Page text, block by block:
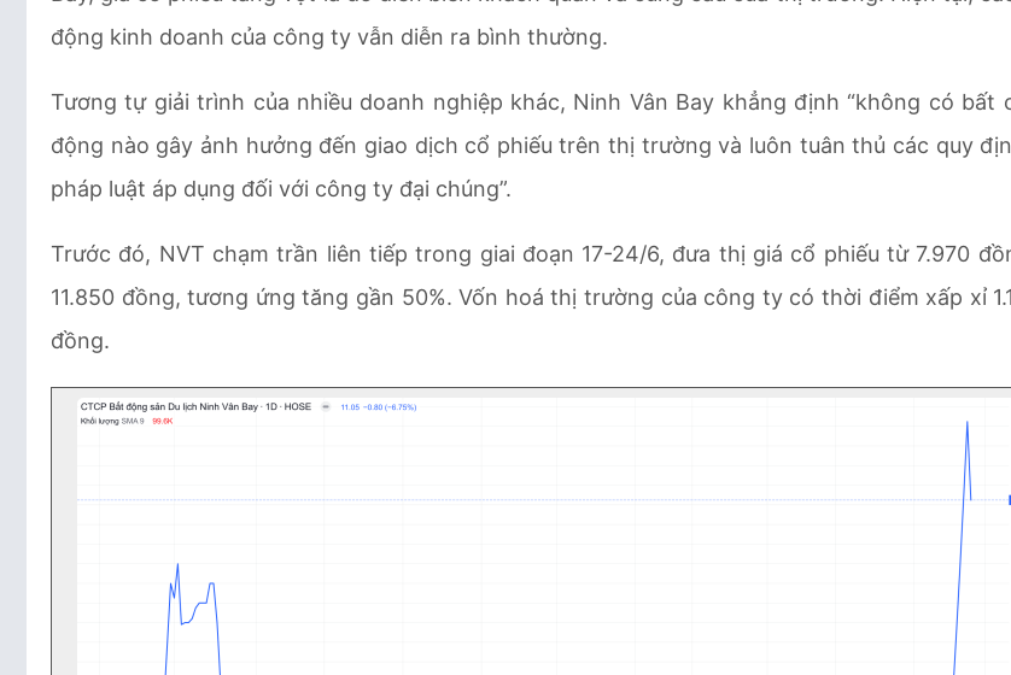
động kinh doanh của công ty vẫn diễn ra bình thường.
Tương tự giải trình của nhiều doanh nghiệp khác, Ninh Vân Bay khẳng định “không có bất
động nào gây ảnh hưởng đến giao dịch cổ phiếu trên thị trường và luôn tuân thủ các quy
pháp luật áp dụng đối với công ty đại chúng”.
Trước đó, NVT chạm trần liên tiếp trong giai đoạn 17-24/6, đưa thị giá cổ phiếu từ 7.970
11.850 đồng, tương ứng tăng gần 50%. Vốn hoá thị trường của công ty có thời điểm xấp xỉ
đồng.